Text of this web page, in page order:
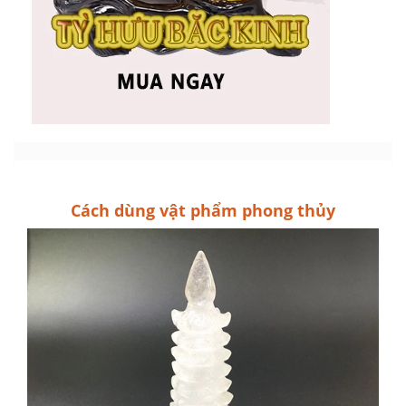
Cách dùng vật phẩm phong thủy